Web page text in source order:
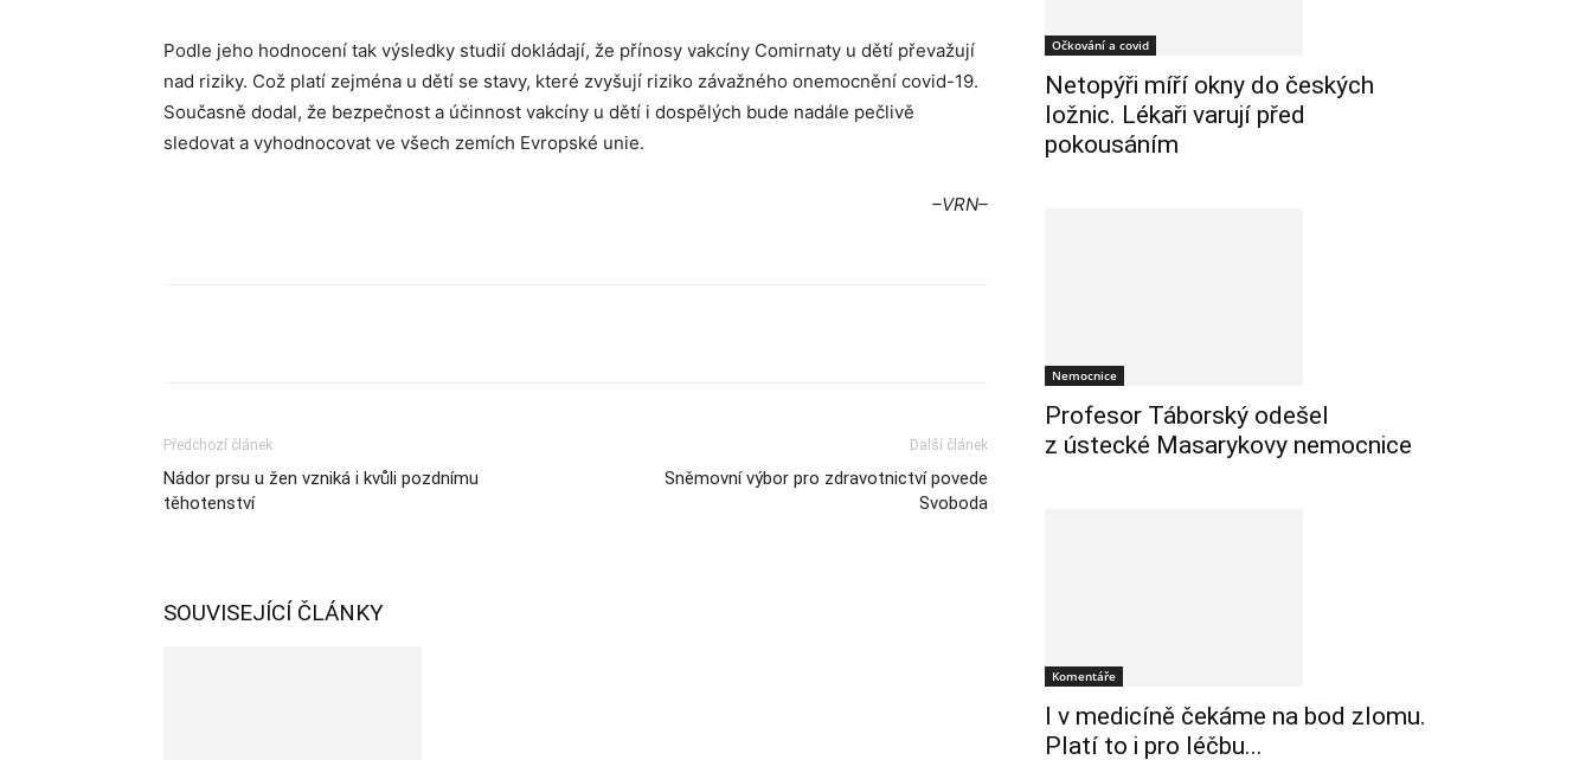
Podle jeho hodnocení tak výsledky studií dokládají, že přínosy vakcíny Comirnaty u dětí převažují
nad riziky. Což platí zejména u dětí se stavy, které zvyšují riziko závažného onemocnění covid-19.
Současně dodal, že bezpečnost a účinnost vakcíny u dětí i dospělých bude nadále pečlivě
sledovat a vyhodnocovat ve všech zemích Evropské unie.
–VRN–
Předchozí článek
Nádor prsu u žen vzniká i kvůli pozdnímu
těhotenství
Další článek
Sněmovní výbor pro zdravotnictví povede
Svoboda
SOUVISEJÍCÍ ČLÁNKY
Očkování a covid
Netopýři míří okny do českých
ložnic. Lékaři varují před
pokousáním
Nemocnice
Profesor Táborský odešel
z ústecké Masarykovy nemocnice
Komentáře
I v medicíně čekáme na bod zlomu.
Platí to i pro léčbu...